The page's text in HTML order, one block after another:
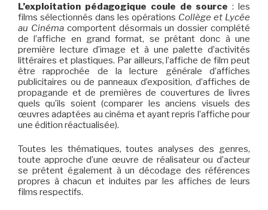
L’exploitation pédagogique coule de source : les
films sélectionnés dans les opérations Collège et Lycée
au Cinémacomportent désormais un dossier complété
de l’affiche en grand format, se prêtant donc à une
première lecture d’image et à une palette d’activités
littéraires et plastiques. Par ailleurs, l’affiche de film peut
être rapprochée de la lecture générale d’affiches
publicitaires ou de panneaux d’exposition, d’affiches de
propagande et de premières de couvertures de livres
quels qu’ils soient (comparer les anciens visuels des
œuvres adaptées au cinéma et ayant repris l’affiche pour
une édition réactualisée).
Toutes les thématiques, toutes analyses des genres,
toute approche d’une œuvre de réalisateur ou d’acteur
se prêtent également à un décodage des références
propres à chacun et induites par les affiches de leurs
films respectifs.